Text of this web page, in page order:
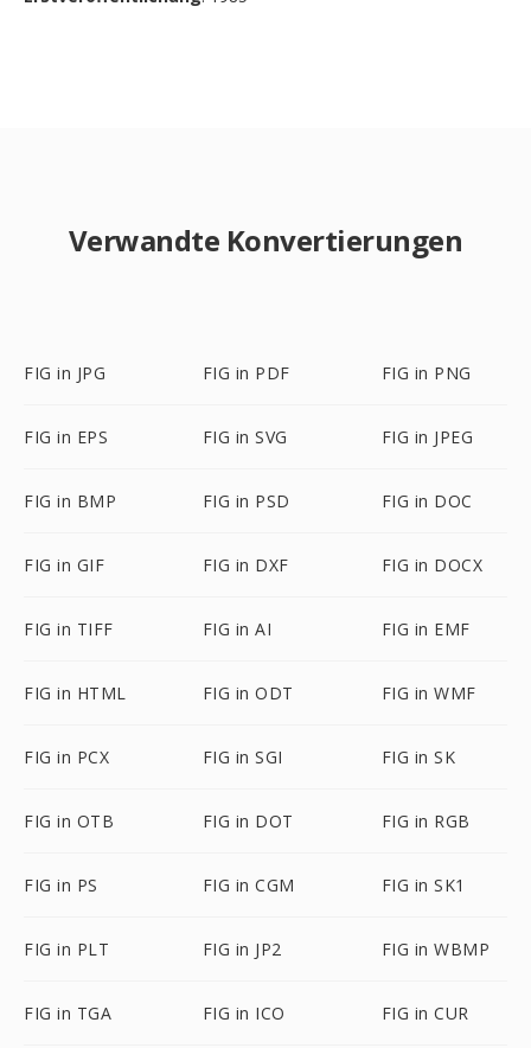
Verwandte Konvertierungen
FIG in JPG FIG in PDF FIG in PNG
FIG in EPS FIG in SVG FIG in JPEG
FIG in BMP FIG in PSD FIG in DOC
FIG in GIF FIG in DXF FIG in DOCX
FIG in TIFF FIG in AI FIG in EMF
FIG in HTML FIG in ODT FIG in WMF
FIG in PCX FIG in SGI FIG in SK
FIG in OTB FIG in DOT FIG in RGB
FIG in PS FIG in CGM FIG in SK1
FIG in PLT FIG in JP2 FIG in WBMP
FIG in TGA FIG in ICO FIG in CUR